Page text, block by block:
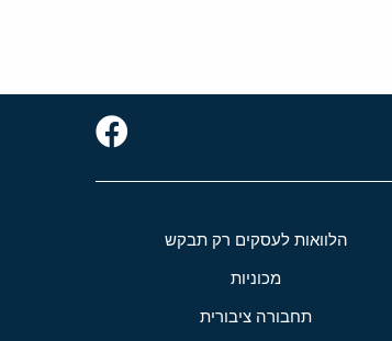
הלוואות לעסקים רק תבקש
מכוניות
תחבורה ציבורית